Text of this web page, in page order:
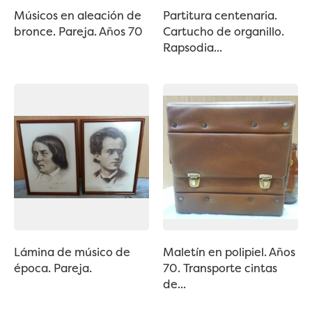
Músicos en aleación de
bronce. Pareja. Años 70
Partitura centenaria.
Cartucho de organillo.
Rapsodia...
Lámina de músico de
época. Pareja.
Maletín en polipiel. Años
70. Transporte cintas
de...